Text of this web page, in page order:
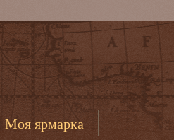
Моя ярмарка